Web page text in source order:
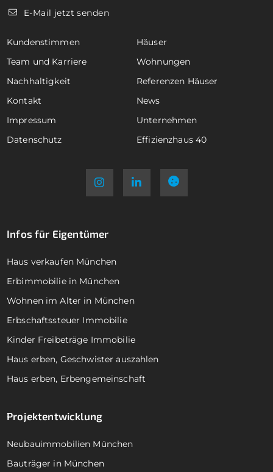
E-Mail jetzt senden
Kundenstimmen
Häuser
Team und Karriere
Wohnungen
Nachhaltigkeit
Referenzen Häuser
Kontakt
News
Impressum
Unternehmen
Datenschutz
Effizienzhaus 40
Infos für Eigentümer
Haus verkaufen München
Erbimmobilie in München
Wohnen im Alter in München
Erbschaftssteuer Immobilie
Kinder Freibeträge Immobilie
Haus erben, Geschwister auszahlen
Haus erben, Erbengemeinschaft
Projektentwicklung
Neubauimmobilien München
Bauträger in München